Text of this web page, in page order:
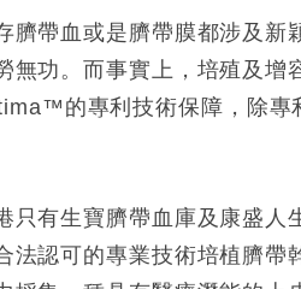
臍帶血或是臍帶膜都涉及新
無功。而事實上，培殖及增
的專利技術保障，除專
只有生寶臍帶血庫及康盛
法認可的專業技術培植臍